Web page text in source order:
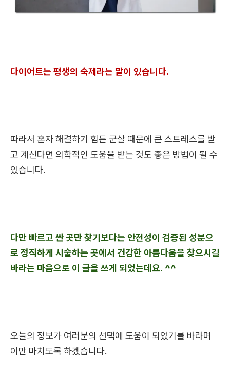
다이어트는 평생의 숙제라는 말이 있습니다.
따라서 혼자 해결하기 힘든 군살 때문에 큰 스트레스를 받
고 계신다면 의학적인 도움을 받는 것도 좋은 방법이 될 수
있습니다.
다만 빠르고 싼 곳만 찾기보다는 안전성이 검증된 성분으
로 정직하게 시술하는 곳에서 건강한 아름다움을 찾으시길
바라는 마음으로 이 글을 쓰게 되었는데요. ^^
오늘의 정보가 여러분의 선택에 도움이 되었기를 바라며
이만 마치도록 하겠습니다.